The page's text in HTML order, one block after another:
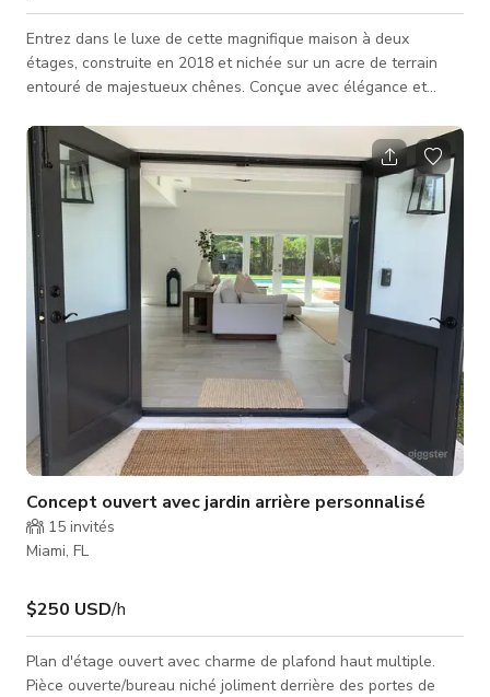
Entrez dans le luxe de cette magnifique maison à deux
étages, construite en 2018 et nichée sur un acre de terrain
entouré de majestueux chênes. Conçue avec élégance et
fenêtres et portes qui inondent l'espace de lumière naturelle,
et de sols en marbre pour une touche élégante et
sophistiquée. Le plan ouvert crée une circulation fluide entre
le salon et la salle à manger, mis en valeur par une cuisine de
design italien
Concept ouvert avec jardin arrière personnalisé
15 invités
Miami, FL
$250 USD/h
Plan d'étage ouvert avec charme de plafond haut multiple.
Pièce ouverte/bureau niché joliment derrière des portes de